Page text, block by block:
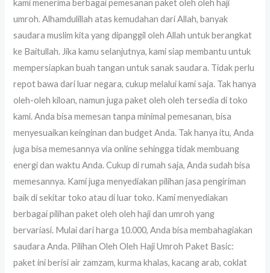
kami menerima berbagai pemesanan paket oleh oleh haji
umroh. Alhamdulillah atas kemudahan dari Allah, banyak
saudara muslim kita yang dipanggil oleh Allah untuk berangkat
ke Baitullah. Jika kamu selanjutnya, kami siap membantu untuk
mempersiapkan buah tangan untuk sanak saudara. Tidak perlu
repot bawa dari luar negara, cukup melalui kami saja. Tak hanya
oleh-oleh kiloan, namun juga paket oleh oleh tersedia di toko
kami. Anda bisa memesan tanpa minimal pemesanan, bisa
menyesuaikan keinginan dan budget Anda. Tak hanya itu, Anda
juga bisa memesannya via online sehingga tidak membuang
energi dan waktu Anda. Cukup di rumah saja, Anda sudah bisa
memesannya. Kami juga menyediakan pilihan jasa pengiriman
baik di sekitar toko atau di luar toko. Kami menyediakan
berbagai pilihan paket oleh oleh haji dan umroh yang
bervariasi. Mulai dari harga 10.000, Anda bisa membahagiakan
saudara Anda. Pilihan Oleh Oleh Haji Umroh Paket Basic:
paket ini berisi air zamzam, kurma khalas, kacang arab, coklat